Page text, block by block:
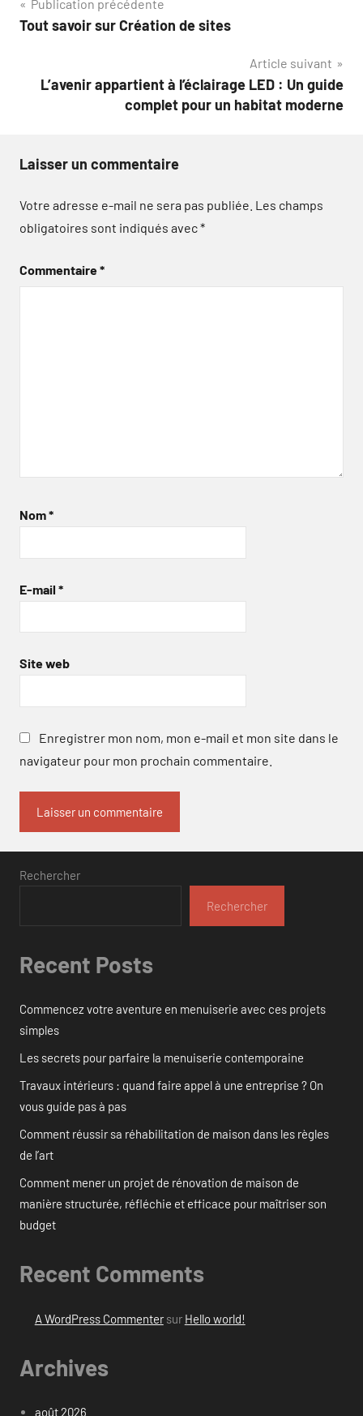
Navigation
de
Publication précédente
Tout savoir sur Création de sites
Article suivant
L’avenir appartient à l’éclairage LED : Un guide
complet pour un habitat moderne
Laisser un commentaire
Votre adresse e-mail ne sera pas publiée. Les champs
obligatoires sont indiqués avec*
Commentaire*
Nom*
E-mail *
Site web
Enregistrer mon nom, mon e-mail et mon site dans le
navigateur pour mon prochain commentaire.
Rechercher
Rechercher
Recent Posts
Commencez votre aventure en menuiserie avec ces projets
simples
Les secrets pour parfaire la menuiserie contemporaine
Travaux intérieurs : quand faire appel à une entreprise ? On
vous guide pas à pas
Comment réussir sa réhabilitation de maison dans les règles
de l’art
Comment mener un projet de rénovation de maison de
manière structurée, réfléchie et efficace pour maîtriser son
budget
Recent Comments
A WordPress Commentersur Hello world!
Archives
août 2026